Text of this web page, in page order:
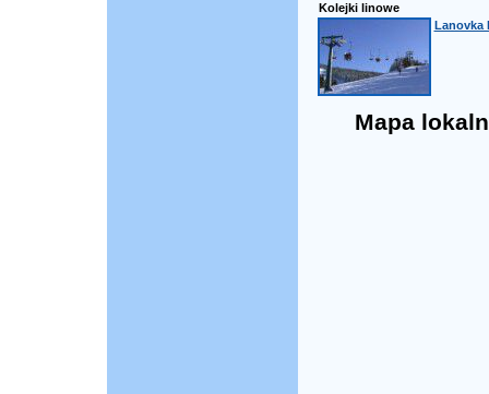
Kolejki linowe
Lanovka
Mapa